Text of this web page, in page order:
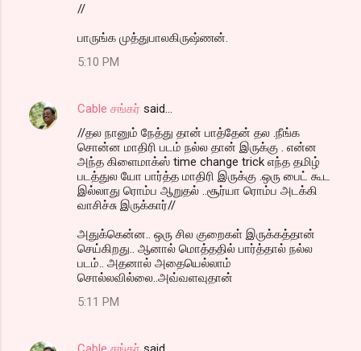
//
பாருங்க முத்துபாலகிருஷ்ணன்.
5:10 PM
Cable சங்கர் said…
//தல நானும் நேத்து தான் பாத்தேன் தல .நீங்க
சொன்ன மாதிரி படம் நல்ல தான் இருக்கு . என்ன
அந்த கிளைமாக்ஸ் time change trick எந்த தமிழ்
படத்துல யோ பார்த்த மாதிரி இருக்கு .ஒரு பைட் கூட
இல்லாது ரொம்ப ஆறுதல் ..சூர்யா ரொம்ப அடக்கி
வாசிச்சு இருக்கார்//
அதுக்கென்ன.. ஒரு சில குறைகள் இருக்கத்தான்
செய்கிறது.. ஆனால் மொத்ததில் பார்த்தால் நல்ல
படம்.. அதனால் அதையெல்லாம்
சொல்லவில்லை..அவ்வளவுதான்
5:11 PM